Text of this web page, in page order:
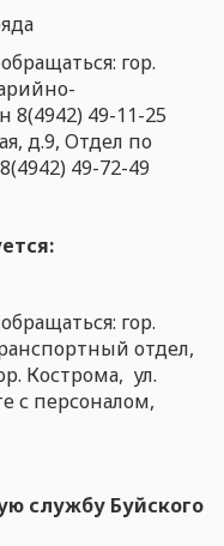
гор.
8(4942) 49-11-25
д.9, Отдел по
49-72-49
гор.
отдел,
Кострома, ул.
с персоналом,
службу Буйского